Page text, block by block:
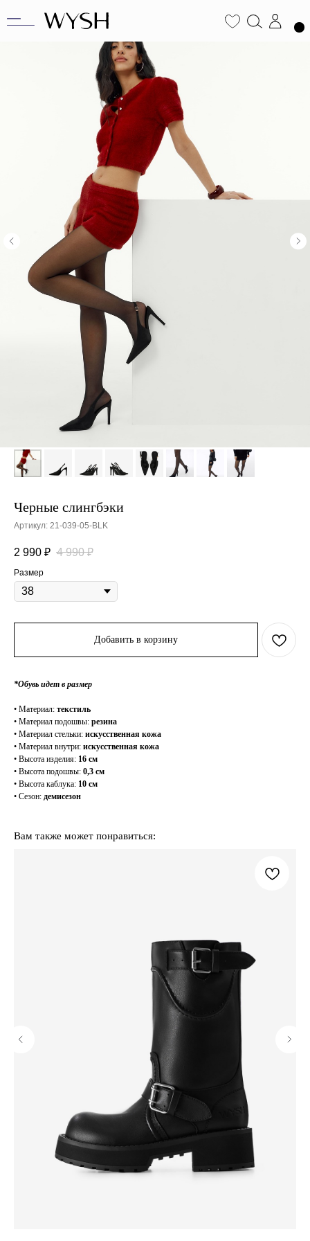
Черные слингбэки
Артикул: 21-039-05-BLK
2 990 ₽ 4 990 ₽
Размер
Добавить в корзину
*Обувь идет в размер
• Материал: текстиль
• Материал подошвы: резина
• Материал стельки: искусственная кожа
• Материал внутри: искусственная кожа
• Высота изделия: 16 см
• Высота подошвы: 0,3 см
• Высота каблука: 10 см
• Сезон: демисезон
Вам также может понравиться: